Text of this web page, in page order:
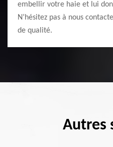
embellir votre haie et lui
N’hésitez pas à nous
de qualité.
Autres